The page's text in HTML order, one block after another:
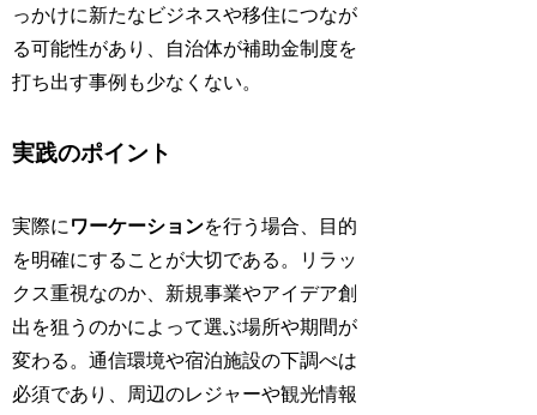
っかけに新たなビジネスや移住につなが
る可能性があり、自治体が補助金制度を
打ち出す事例も少なくない。
実践のポイント
実際に ワーケーションを行う場合、目的
を明確にすることが大切である。リラッ
クス重視なのか、新規事業やアイデア創
出を狙うのかによって選ぶ場所や期間が
変わる。通信環境や宿泊施設の下調べは
必須であり、周辺のレジャーや観光情報